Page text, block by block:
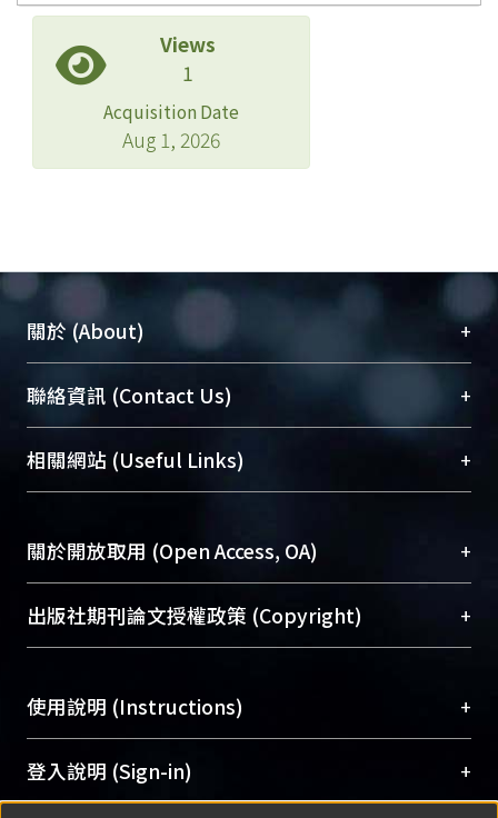
Views
1
Acquisition Date
Aug 1, 2026
關於 (About) +
臺大位居世界頂尖大學之列，為永久珍藏及向國際
展現本校豐碩的研究成果及學術能量，圖書館整合
機構典藏（NTUR）與學術庫（AH）不同功能平
台，成為臺大學術典藏NTU scholars。期能整合研
成果。
To permanently archive and promote researcher
profiles and scholarly works, Library integrates the
services of “NTU Repository” with “Academic
聯絡資訊 (Contact Us) +
總館學科館員(Main Library)
醫學圖書館學科館員(Medical Library)
Sciences Library)
相關網站 (Useful Links) +
關於開放取用 (Open Access, OA) +
開放取用是從使用者角度提升資訊取用性的社會運
動，應用在學術研究上是透過將研究著作公開供使
用逐年攀升。同時可加速研究發展、提升研究影響
Archive）平台。 （點選深入了解OA）
出版社期刊論文授權政策 (Copyright) +
含部分內容的版權非匯入者所有，或由第三方贊
助與合作完成，請確認該版權所有者及第三方同
意提供此授權。
Please represent that the submission is your
使用說明 (Instructions) +
網站簡介(Quickstart Guide)
使用手冊(Instruction Manual)
登入說明 (Sign-in) +